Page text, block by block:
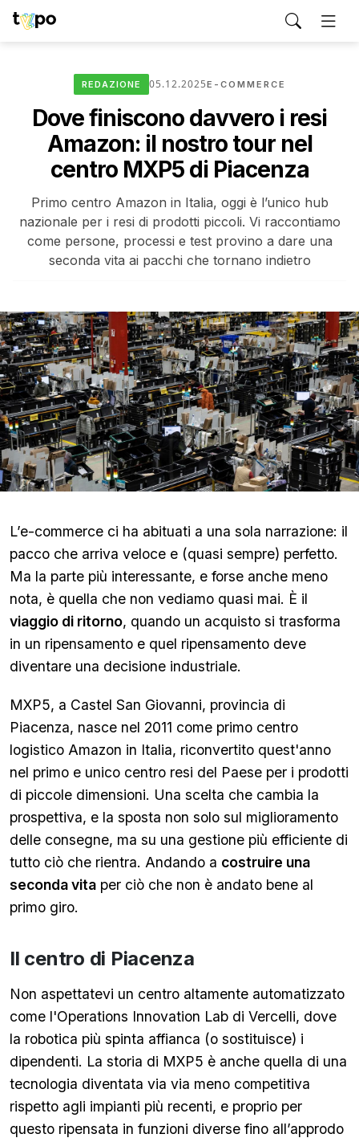
REDAZIONE 05.12.2025E-COMMERCE
Dove finiscono davvero i resi
Amazon: il nostro tour nel
centro MXP5 di Piacenza
Primo centro Amazon in Italia, oggi è l’unico hub
nazionale per i resi di prodotti piccoli. Vi raccontiamo
come persone, processi e test provino a dare una
seconda vita ai pacchi che tornano indietro
L’e-commerce ci ha abituati a una sola narrazione: il
pacco che arriva veloce e (quasi sempre) perfetto.
Ma la parte più interessante, e forse anche meno
nota, è quella che non vediamo quasi mai. È il
viaggio di ritorno, quando un acquisto si trasforma
in un ripensamento e quel ripensamento deve
diventare una decisione industriale.
MXP5, a Castel San Giovanni, provincia di
Piacenza, nasce nel 2011 come primo centro
logistico Amazon in Italia, riconvertito quest'anno
nel primo e unico centro resi del Paese per i prodotti
di piccole dimensioni. Una scelta che cambia la
prospettiva, e la sposta non solo sul miglioramento
delle consegne, ma su una gestione più efficiente di
tutto ciò che rientra. Andando a costruire una
seconda vita per ciò che non è andato bene al
primo giro.
Il centro di Piacenza
Non aspettatevi un centro altamente automatizzato
come l'Operations Innovation Lab di Vercelli, dove
la robotica più spinta affianca (o sostituisce) i
dipendenti. La storia di MXP5 è anche quella di una
tecnologia diventata via via meno competitiva
rispetto agli impianti più recenti, e proprio per
questo ripensata in funzioni diverse fino all’approdo